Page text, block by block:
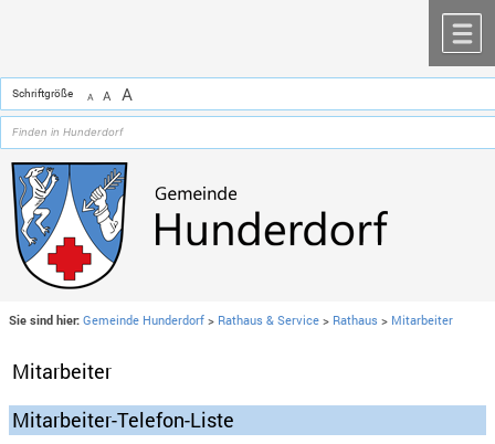
Schriftgröße A A A
Sie sind hier: Gemeinde Hunderdorf > Rathaus & Service > Rathaus > Mitarbeiter
Mitarbeiter
Mitarbeiter-Telefon-Liste